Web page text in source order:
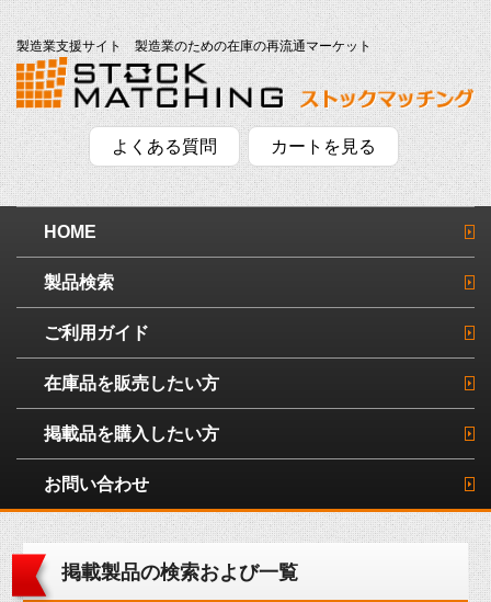
製造業支援サイト 製造業のための在庫の再流通マーケット
よくある質問 カートを見る
HOME
製品検索
ご利用ガイド
在庫品を販売したい方
掲載品を購入したい方
お問い合わせ
掲載製品の検索および一覧